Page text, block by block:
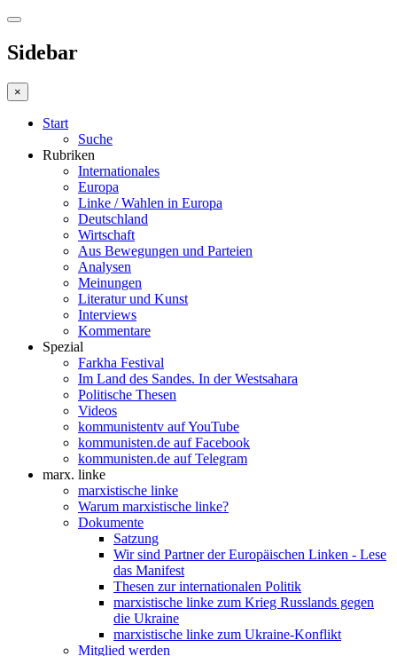
Sidebar
×
Start
Suche
Rubriken
Internationales
Europa
Linke / Wahlen in Europa
Deutschland
Wirtschaft
Aus Bewegungen und Parteien
Analysen
Meinungen
Literatur und Kunst
Interviews
Kommentare
Spezial
Farkha Festival
Im Land des Sandes. In der Westsahara
Politische Thesen
Videos
kommunistentv auf YouTube
kommunisten.de auf Facebook
kommunisten.de auf Telegram
marx. linke
marxistische linke
Warum marxistische linke?
Dokumente
Satzung
Wir sind Partner der Europäischen Linken - Lese
das Manifest
Thesen zur internationalen Politik
marxistische linke zum Krieg Russlands gegen
die Ukraine
marxistische linke zum Ukraine-Konflikt
Mitglied werden